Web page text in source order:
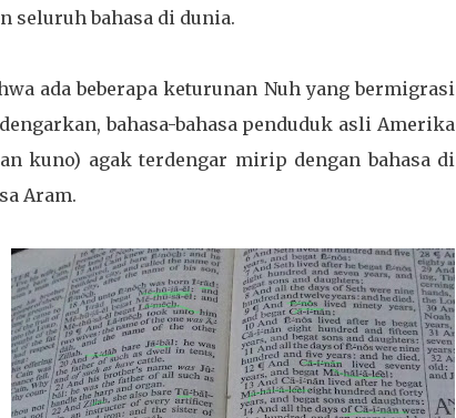
seluruh bahasa di dunia.
ada beberapa keturunan Nuh yang bermigrasi
bahasa-bahasa penduduk asli Amerika
kuno) agak terdengar mirip dengan bahasa di
Aram.